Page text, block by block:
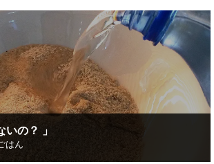
いの？ 」
はん